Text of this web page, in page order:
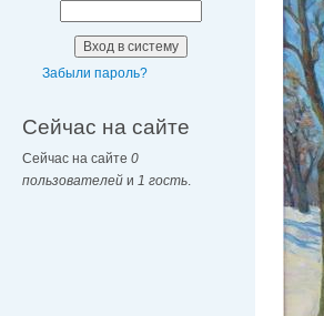
Забыли пароль?
Сейчас на сайте
Сейчас на сайте 0
пользователей и 1 гость